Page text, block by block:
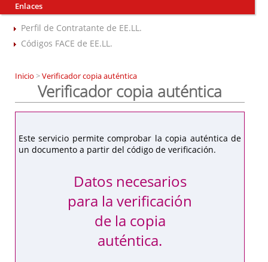
Enlaces
Perfil de Contratante de EE.LL.
Códigos FACE de EE.LL.
Inicio >Verificador copia auténtica
Verificador copia auténtica
Este servicio permite comprobar la copia auténtica de
un documento a partir del código de verificación.
Datos necesarios
para la verificación
de la copia
auténtica.